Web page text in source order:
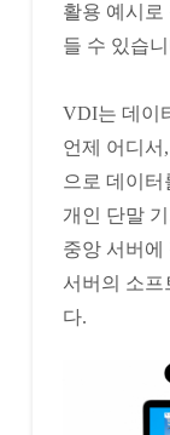
활용 예시로
들 수 있습
VDI는 데이
언제 어디
으로 데이
개인 단말
중앙 서버에
서버의 소프
다.